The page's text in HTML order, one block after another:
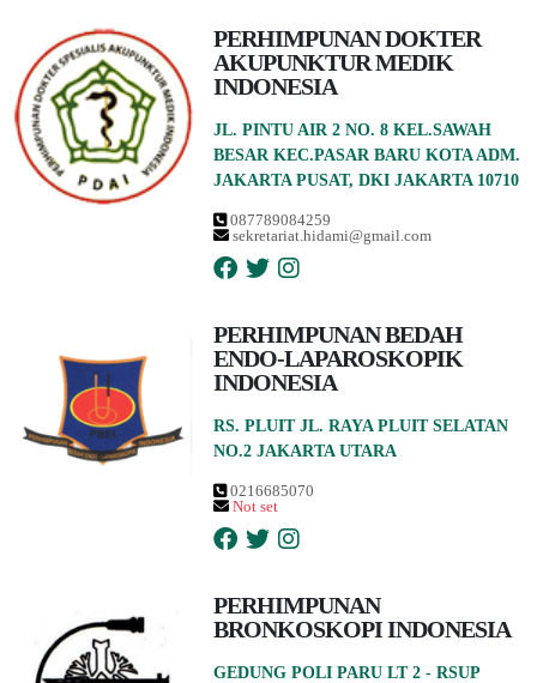
PERHIMPUNAN DOKTER
AKUPUNKTUR MEDIK
INDONESIA
JL. PINTU AIR 2 NO. 8 KEL.SAWAH
BESAR KEC.PASAR BARU KOTA ADM.
JAKARTA PUSAT, DKI JAKARTA 10710
087789084259
sekretariat.hidami@gmail.com
PERHIMPUNAN BEDAH
ENDO-LAPAROSKOPIK
INDONESIA
RS. PLUIT JL. RAYA PLUIT SELATAN
NO.2 JAKARTA UTARA
0216685070
Not set
PERHIMPUNAN
BRONKOSKOPI INDONESIA
GEDUNG POLI PARU LT 2 - RSUP